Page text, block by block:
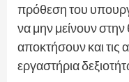
πρόθεση του
να μην μείνουν
αποκτήσουν και τις
εργαστήρια